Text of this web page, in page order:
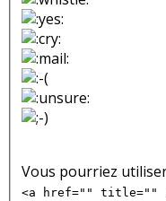
Vous pourriez
<a href="" title=""